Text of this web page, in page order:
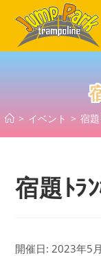
ス
> イベント > 宿
宿題ﾄﾗ
開催日: 2023年5